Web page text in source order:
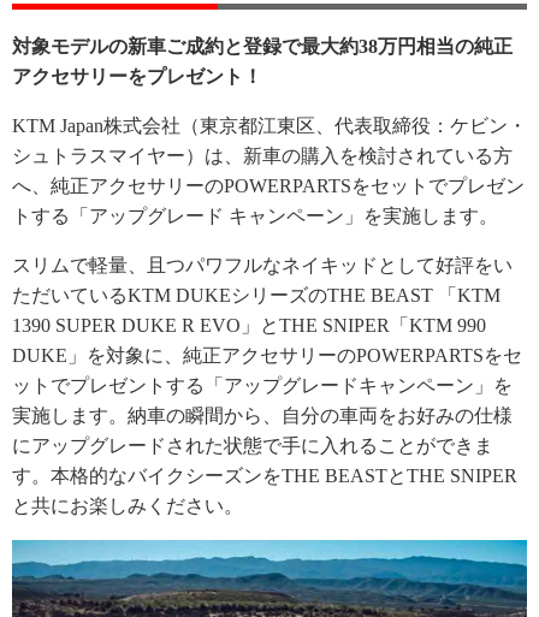
対象モデルの新車ご成約と登録で最大約38万円相当の純正
アクセサリーをプレゼント！
KTM Japan株式会社（東京都江東区、代表取締役：ケビン・
シュトラスマイヤー）は、新車の購入を検討されている方
へ、純正アクセサリーのPOWERPARTSをセットでプレゼン
トする「アップグレード キャンペーン」を実施します。
スリムで軽量、且つパワフルなネイキッドとして好評をい
ただいているKTM DUKEシリーズのTHE BEAST 「KTM
1390 SUPER DUKE R EVO」とTHE SNIPER「KTM 990
DUKE」を対象に、純正アクセサリーのPOWERPARTSをセ
ットでプレゼントする「アップグレードキャンペーン」を
実施します。納車の瞬間から、自分の車両をお好みの仕様
にアップグレードされた状態で手に入れることができま
す。本格的なバイクシーズンをTHE BEASTとTHE SNIPER
と共にお楽しみください。